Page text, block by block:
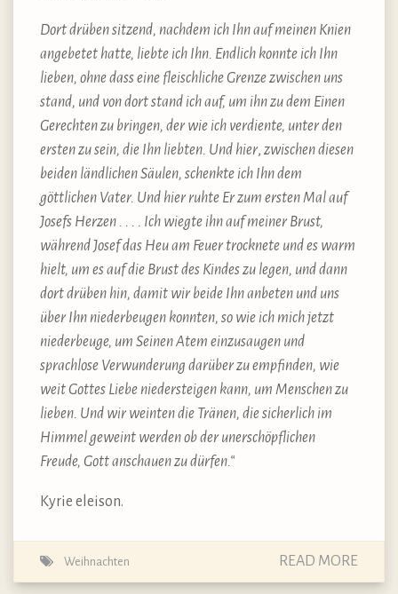
Dort drüben sitzend, nachdem ich Ihn auf meinen Knien
angebetet hatte, liebte ich Ihn. Endlich konnte ich Ihn
lieben, ohne dass eine fleischliche Grenze zwischen uns
stand, und von dort stand ich auf, um ihn zu dem Einen
Gerechten zu bringen, der wie ich verdiente, unter den
ersten zu sein, die Ihn liebten. Und hier, zwischen diesen
beiden ländlichen Säulen, schenkte ich Ihn dem
göttlichen Vater. Und hier ruhte Er zum ersten Mal auf
Josefs Herzen . . . . Ich wiegte ihn auf meiner Brust,
während Josef das Heu am Feuer trocknete und es warm
hielt, um es auf die Brust des Kindes zu legen, und dann
dort drüben hin, damit wir beide Ihn anbeten und uns
über Ihn niederbeugen konnten, so wie ich mich jetzt
niederbeuge, um Seinen Atem einzusaugen und
sprachlose Verwunderung darüber zu empfinden, wie
weit Gottes Liebe niedersteigen kann, um Menschen zu
lieben. Und wir weinten die Tränen, die sicherlich im
Himmel geweint werden ob der unerschöpflichen
Freude, Gott anschauen zu dürfen.“
Kyrie eleison.
Weihnachten READ MORE